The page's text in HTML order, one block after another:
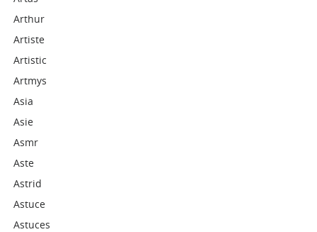
Arthur
Artiste
Artistic
Artmys
Asia
Asie
Asmr
Aste
Astrid
Astuce
Astuces